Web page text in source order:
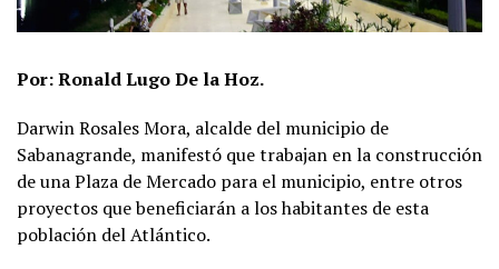
Por: Ronald Lugo De la Hoz.
Darwin Rosales Mora, alcalde del municipio de
Sabanagrande, manifestó que trabajan en la construcción
de una Plaza de Mercado para el municipio, entre otros
proyectos que beneficiarán a los habitantes de esta
población del Atlántico.